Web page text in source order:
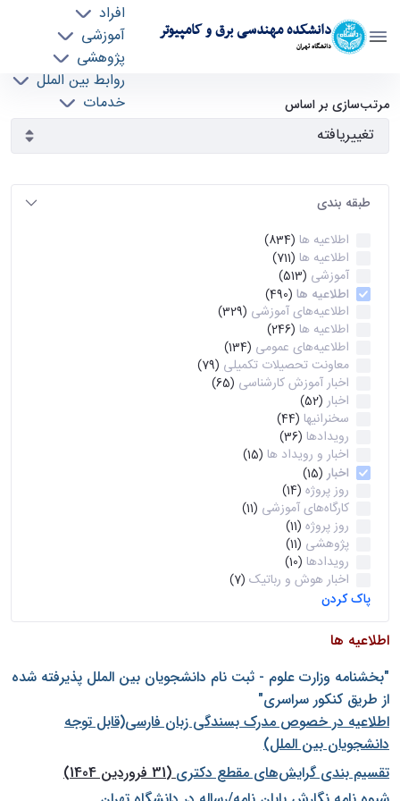
دانشکده مهندسی برق و کامپیوتر
دانشگاه تهران
افراد
آموزشی
پژوهشی
روابط بین الملل
خدمات
آرشیو اطلاعیه ها - ece- دانشکده مهندسی برق و
کامپیوتر
مرتب‌سازی بر اساس
طبقه بندی
اطلاعیه ها (834)
اطلاعیه ها (711)
آموزشی (513)
اطلاعیه ها (490)
اطلاعیه‌های‌ آموزشی (329)
اطلاعیه ها (246)
اطلاعیه‌های عمومی (134)
معاونت تحصیلات تکمیلی (79)
اخبار آموزش کارشناسی (65)
اخبار (52)
سخنرانیها (44)
رویدادها (36)
اخبار و رویداد ها (15)
اخبار (15)
روز پروژه (14)
کارگاه‌های آموزشی (11)
روز پروژه (11)
پژوهشی (11)
رویدادها (10)
اخبار هوش و رباتیک (7)
پاک کردن
اطلاعیه ها
"بخشنامه وزارت علوم - ثبت نام دانشجويان بين الملل پذيرفته شده
از طريق كنكور سراسری"
اطلاعیه در خصوص مدرک بسندگی زبان فارسی(قابل توجه
دانشجویان بین الملل)
تقسیم بندی گرایش‌های مقطع دکتری(31 فروردین 1404)